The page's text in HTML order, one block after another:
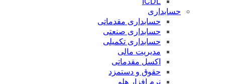
حسابداری
حسابداری مقدماتی
حسابداری صنعتی
حسابداری تکمیلی
مدیریت مالی
اکسل مقدماتی
حقوق و دستمزد
نرم افزار هلو